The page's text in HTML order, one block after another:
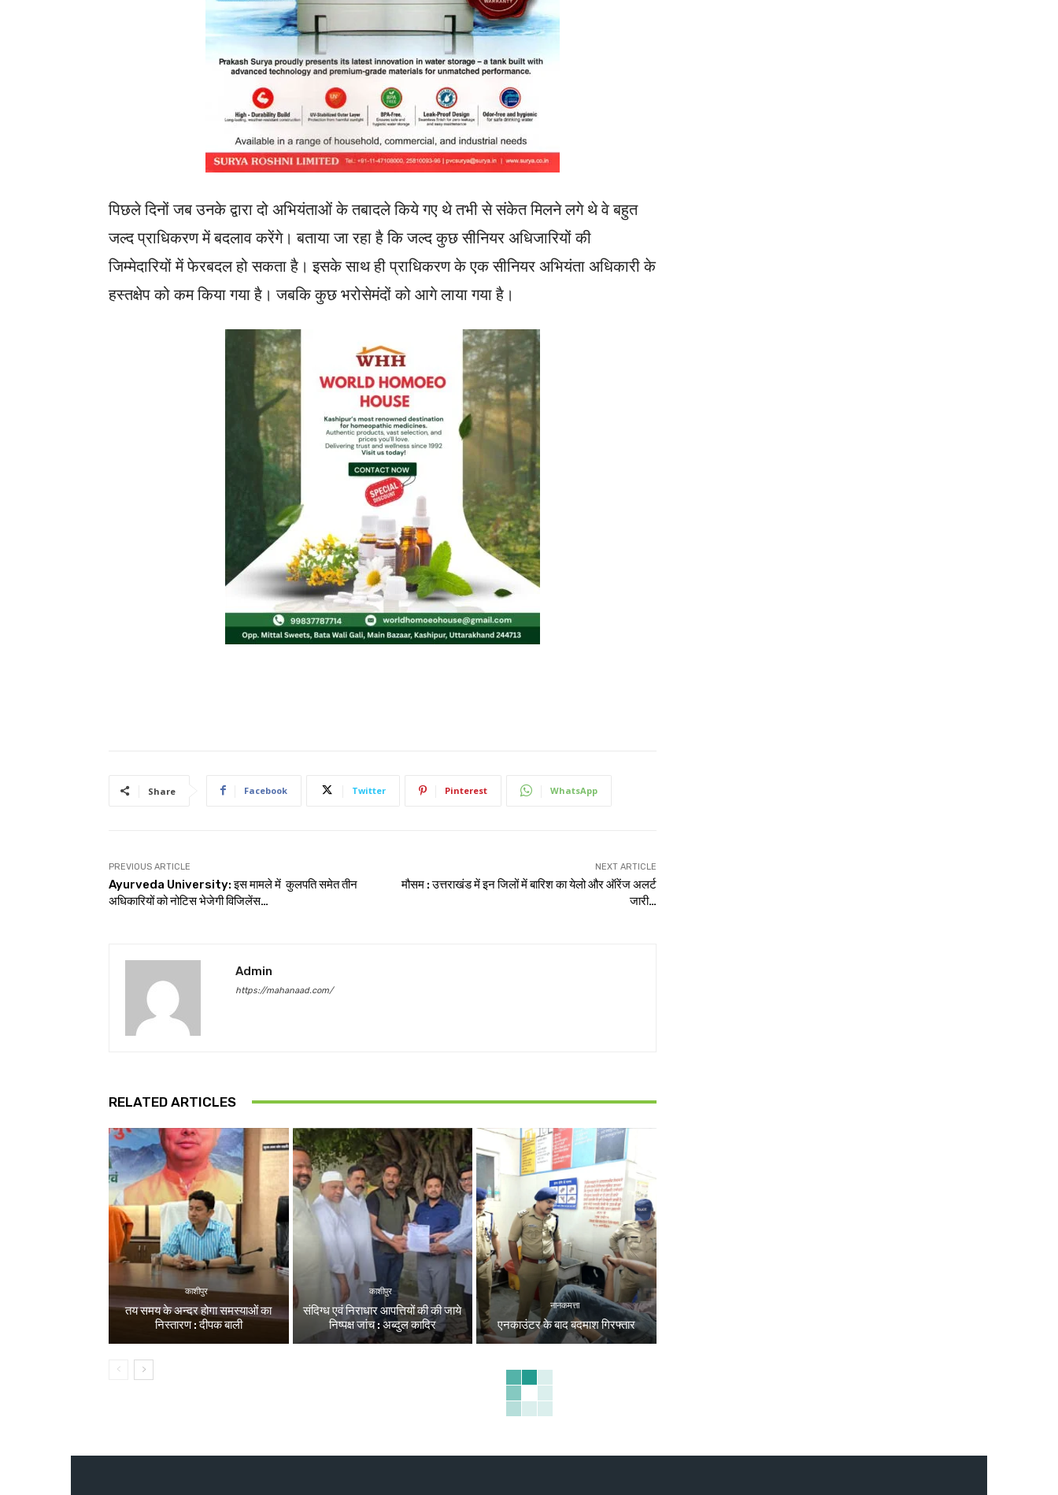
पिछले दिनों जब उनके द्वारा दो अभियंताओं के तबादले किये गए थे तभी से संकेत मिलने लगे थे वे बहुत
जल्द प्राधिकरण में बदलाव करेंगे। बताया जा रहा है कि जल्द कुछ सीनियर अधिजारियों की
जिम्मेदारियों में फेरबदल हो सकता है। इसके साथ ही प्राधिकरण के एक सीनियर अभियंता अधिकारी के
हस्तक्षेप को कम किया गया है। जबकि कुछ भरोसेमंदों को आगे लाया गया है।
Share Facebook Twitter Pinterest WhatsApp
PREVIOUS ARTICLE
Ayurveda University: इस मामले में कुलपति समेत तीन
अधिकारियों को नोटिस भेजेगी विजिलेंस…
NEXT ARTICLE
मौसम : उत्तराखंड में इन जिलों में बारिश का येलो और ऑरेंज अलर्ट
जारी…
Admin
https://mahanaad.com/
RELATED ARTICLES
काशीपुर
तय समय के अन्दर होगा समस्याओं का
निस्तारण : दीपक बाली
काशीपुर
संदिग्ध एवं निराधार आपत्तियों की की जाये
निष्पक्ष जांच : अब्दुल कादिर
नानकमत्ता
एनकाउंटर के बाद बदमाश गिरफ्तार